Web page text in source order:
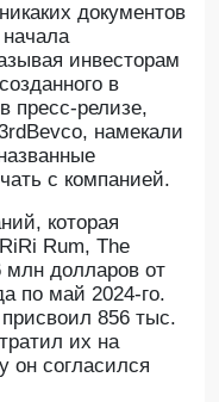
документов
инвесторам
в
пресс-релизе,
намекали
с компанией.
которая
Rum, The
млн долларов от
по май 2024-го.
856 тыс.
их на
согласился